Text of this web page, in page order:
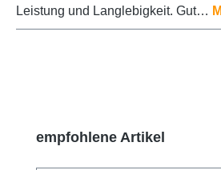
Leistung und Langlebigkeit. Gut…
Produktgalerie überspringen
empfohlene Artikel